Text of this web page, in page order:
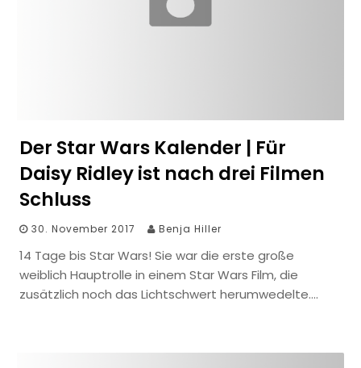
Der Star Wars Kalender | Für
Daisy Ridley ist nach drei Filmen
Schluss
30. November 2017 Benja Hiller
14 Tage bis Star Wars! Sie war die erste große
weiblich Hauptrolle in einem Star Wars Film, die
zusätzlich noch das Lichtschwert herumwedelte….